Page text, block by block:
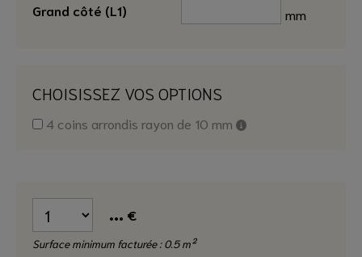
Grand côté (L1)
mm
CHOISISSEZ VOS OPTIONS
4 coins arrondis rayon de 10 mm
... €
Surface minimum facturée : 0.5 m²